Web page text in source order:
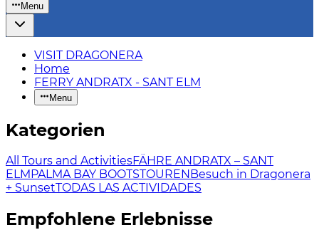
Menu
VISIT DRAGONERA
Home
FERRY ANDRATX - SANT ELM
Menu
Kategorien
All Tours and ActivitiesFÄHRE ANDRATX – SANT
ELM PALMA BAY BOOTSTOUREN Besuch in Dragonera
+ SunsetTODAS LAS ACTIVIDADES
Empfohlene Erlebnisse